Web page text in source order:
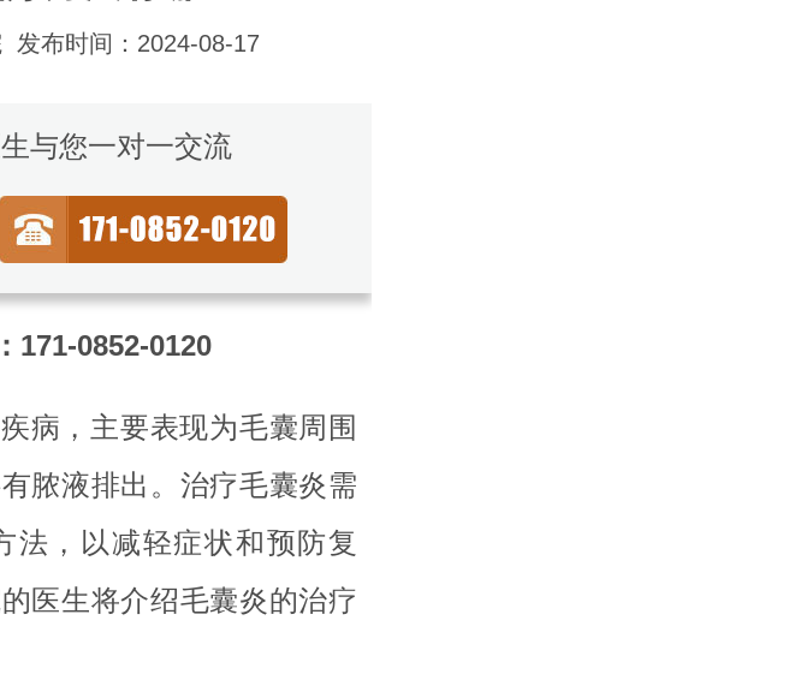
发布时间：2024-08-17
与您一对一交流
171-0852-0120
病，主要表现为毛囊周围
脓液排出。治疗毛囊炎需
法，以减轻症状和预防复
医生将介绍毛囊炎的治疗